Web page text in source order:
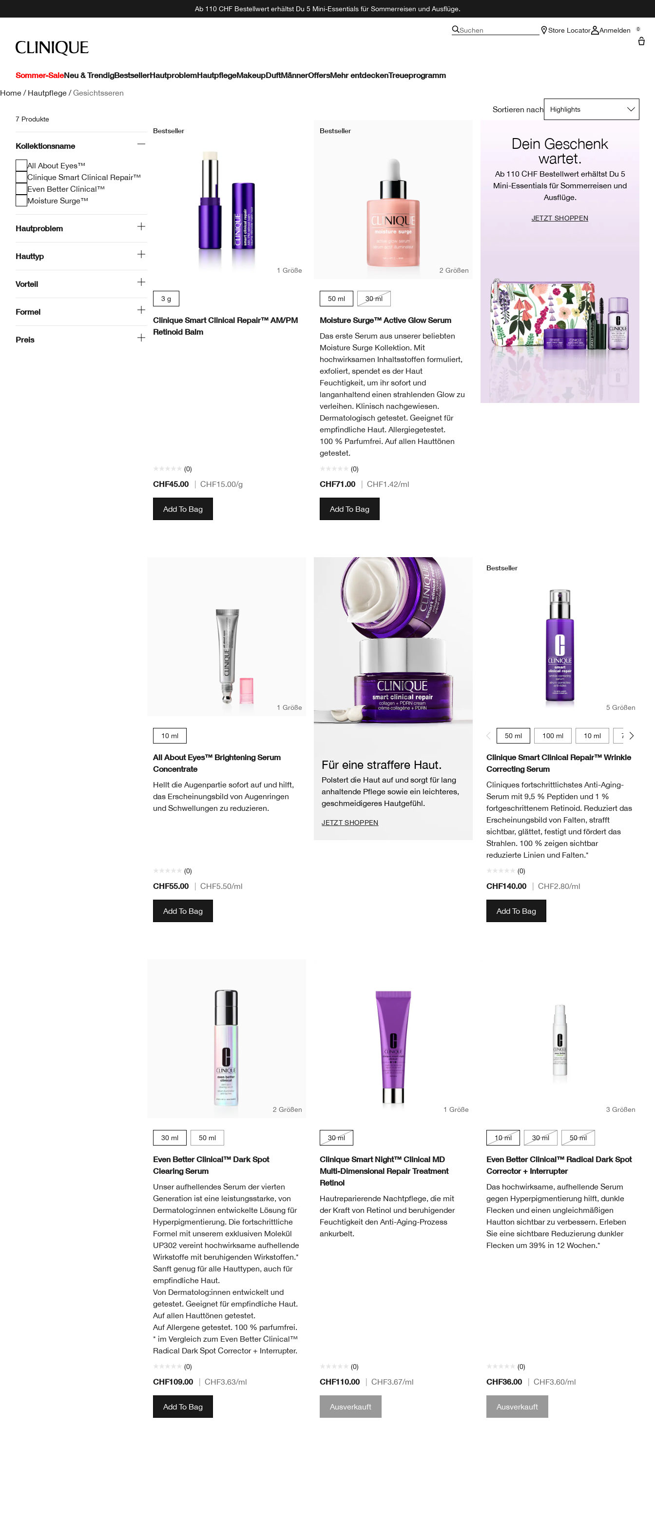
Ab 110 CHF Bestellwert erhältst Du 5 Mini-Essentials für Sommerreisen und Ausflüge.
Suchen Store Locator Anmelden 0
Sommer-SaleNeu & TrendigBestsellerHautproblemHautpflegeMakeupDuftMännerOffersMehr entdeckenTreueprogramm
Home / Hautpflege / Gesichtsseren
7 Produkte
Kollektionsname
All About Eyes™
Clinique Smart Clinical Repair™
Even Better Clinical™
Moisture Surge™
Hautproblem
Hauttyp
Vorteil
Formel
Preis
Sortieren nach
Bestseller
1 Größe
3 g
Clinique Smart Clinical Repair™ AM/PM
Retinoid Balm
(0)
CHF45.00 CHF15.00/g
Add To Bag
Bestseller
2 Größen
50 ml 30 ml
Moisture Surge™ Active Glow Serum
Das erste Serum aus unserer beliebten
Moisture Surge Kollektion. Mit
hochwirksamen Inhaltsstoffen formuliert,
exfoliert, spendet es der Haut
Feuchtigkeit, um ihr sofort und
langanhaltend einen strahlenden Glow zu
verleihen. Klinisch nachgewiesen.
Dermatologisch getestet. Geeignet für
empfindliche Haut. Allergiegetestet.
100 % Parfumfrei. Auf allen Hauttönen
getestet.
(0)
CHF71.00 CHF1.42/ml
Add To Bag
Dein Geschenk
wartet.
Ab 110 CHF Bestellwert erhältst Du 5
Mini-Essentials für Sommerreisen und
Ausflüge.
JETZT SHOPPEN
1 Größe
10 ml
All About Eyes™ Brightening Serum
Concentrate
Hellt die Augenpartie sofort auf und hilft,
das Erscheinungsbild von Augenringen
und Schwellungen zu reduzieren.
(0)
CHF55.00 CHF5.50/ml
Add To Bag
Für eine straffere Haut.
Polstert die Haut auf und sorgt für lang
anhaltende Pflege sowie ein leichteres,
geschmeidigeres Hautgefühl.
JETZT SHOPPEN
Bestseller
5 Größen
50 ml 100 ml 10 ml 75 ml
Clinique Smart Clinical Repair™ Wrinkle
Correcting Serum
Cliniques fortschrittlichstes Anti-Aging-
Serum mit 9,5 % Peptiden und 1 %
fortgeschrittenem Retinoid. Reduziert das
Erscheinungsbild von Falten, strafft
sichtbar, glättet, festigt und fördert das
Strahlen. 100 % zeigen sichtbar
reduzierte Linien und Falten.*
(0)
CHF140.00 CHF2.80/ml
Add To Bag
2 Größen
30 ml 50 ml
Even Better Clinical™ Dark Spot
Clearing Serum
Unser aufhellendes Serum der vierten
Generation ist eine leistungsstarke, von
Dermatolog:innen entwickelte Lösung für
Hyperpigmentierung. Die fortschrittliche
Formel mit unserem exklusiven Molekül
UP302 vereint hochwirksame aufhellende
Wirkstoffe mit beruhigenden Wirkstoffen.*
Sanft genug für alle Hauttypen, auch für
empfindliche Haut.
Von Dermatolog:innen entwickelt und
getestet. Geeignet für empfindliche Haut.
Auf allen Hauttönen getestet.
Auf Allergene getestet. 100 % parfumfrei.
* im Vergleich zum Even Better Clinical™
Radical Dark Spot Corrector + Interrupter.
(0)
CHF109.00 CHF3.63/ml
Add To Bag
1 Größe
30 ml
Clinique Smart Night™ Clinical MD
Multi-Dimensional Repair Treatment
Retinol
Hautreparierende Nachtpflege, die mit
der Kraft von Retinol und beruhigender
Feuchtigkeit den Anti-Aging-Prozess
ankurbelt.
(0)
CHF110.00 CHF3.67/ml
Ausverkauft
3 Größen
10 ml 30 ml 50 ml
Even Better Clinical™ Radical Dark Spot
Corrector + Interrupter
Das hochwirksame, aufhellende Serum
gegen Hyperpigmentierung hilft, dunkle
Flecken und einen ungleichmäßigen
Hautton sichtbar zu verbessern. Erleben
Sie eine sichtbare Reduzierung dunkler
Flecken um 39% in 12 Wochen.*
(0)
CHF36.00 CHF3.60/ml
Ausverkauft